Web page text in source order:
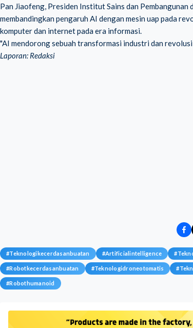
Pan Jiaofeng, Presiden Institut Sains dan Pembangunan
membandingkan pengaruh AI dengan mesin uap pada
komputer dan internet pada era informasi.
"AI mendorong sebuah transformasi industri dan
Laporan: Redaksi
#Teknologikecerdasanbuatan #Artificialintelligence #
#Robotkecerdasanbuatan #Teknologidroneotomatis #
#Robothumanoid